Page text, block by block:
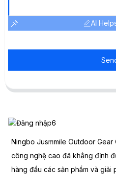
AI
Ningbo Jusmmile Outdoor Gear
công nghệ cao đã khẳng định
hàng đầu các sản phẩm và